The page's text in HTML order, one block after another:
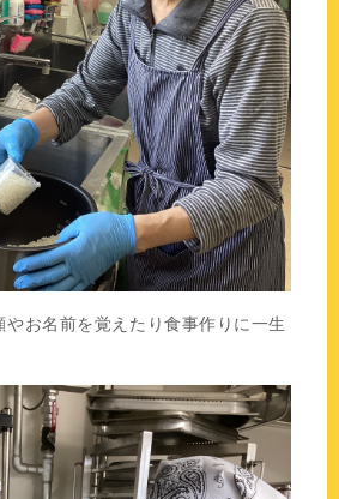
やお名前を覚えたり食事作りに一生